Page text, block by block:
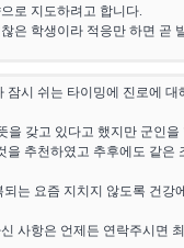
로 지도하려고 합니다.
은 학생이라 적응만 하면 곧
잠시 쉬는 타이밍에 진로에 대
을 갖고 있다고 했지만 군인
을 추천하였고 추후에도 같은
는 요즘 지치지 않도록 건
사항은 언제든 연락주시면